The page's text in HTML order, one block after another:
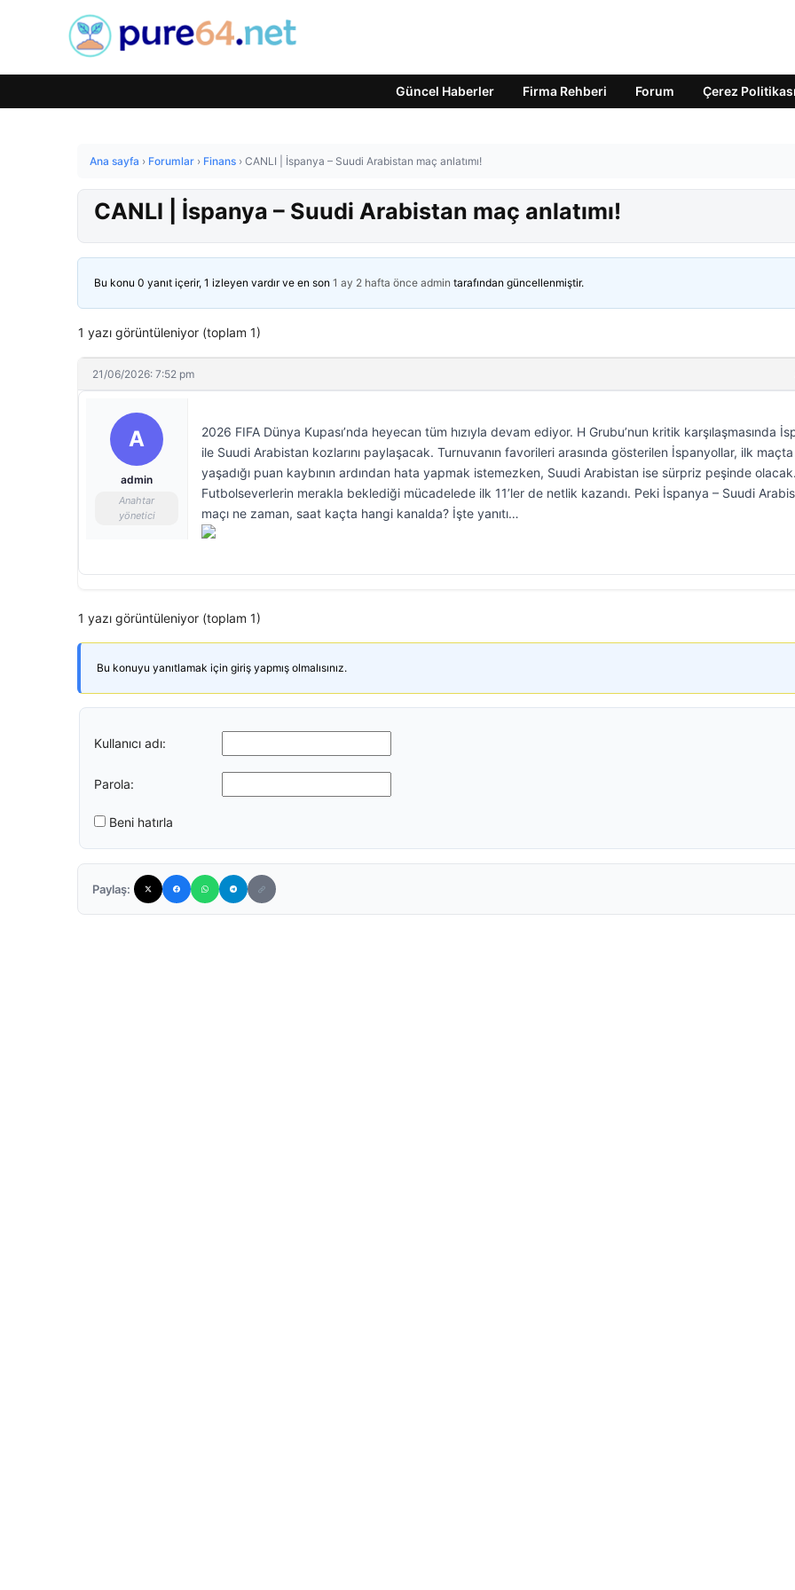
Güncel Haberler Firma Rehberi Forum Çerez Politikası
Ana sayfa › Forumlar › Finans › CANLI | İspanya – Suudi Arabistan maç anlatımı!
CANLI | İspanya – Suudi Arabistan maç anlatımı!
Bu konu 0 yanıt içerir, 1 izleyen vardır ve en son 1 ay 2 hafta önce admin tarafından güncellenmiştir.
1 yazı görüntüleniyor (toplam 1)
21/06/2026: 7:52 pm
A
admin
Anahtar
yönetici
2026 FIFA Dünya Kupası’nda heyecan tüm hızıyla devam ediyor. H Grubu’nun kritik karşılaşmasında
ile Suudi Arabistan kozlarını paylaşacak. Turnuvanın favorileri arasında gösterilen İspanyollar, ilk maçta
yaşadığı puan kaybının ardından hata yapmak istemezken, Suudi Arabistan ise sürpriz peşinde olacak.
Futbolseverlerin merakla beklediği mücadelede ilk 11’ler de netlik kazandı. Peki İspanya – Suudi
maçı ne zaman, saat kaçta hangi kanalda? İşte yanıtı…
1 yazı görüntüleniyor (toplam 1)
Bu konuyu yanıtlamak için giriş yapmış olmalısınız.
Kullanıcı adı:
Parola:
Beni hatırla
Paylaş: